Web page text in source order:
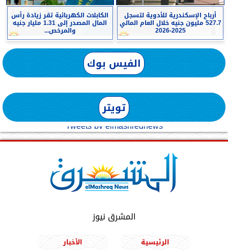
أرباح الإسكندرية للأدوية لتسجل
527.7 مليون جنيه خلال العام المالي
2025-2026
الكابلات الكهربائية تقر زيادة رأس
المال المصدر إلى 1.31 مليار جنيه
والمرخص...
الفيس بوك
تويتر
Tweets by elmashreqnews
المشرق نيوز
الرئيسية
الأخبار